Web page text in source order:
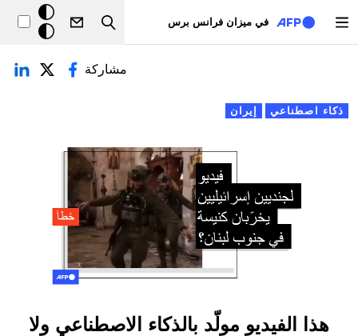
في ميزان فرانس برس
Search
خلفيّة
داكنة
التبويبات الأساسية
ذكاء اصطناعي إيران
مشاركة
هذا الفيديو مولّد بالذكاء الاصطناعي ولا